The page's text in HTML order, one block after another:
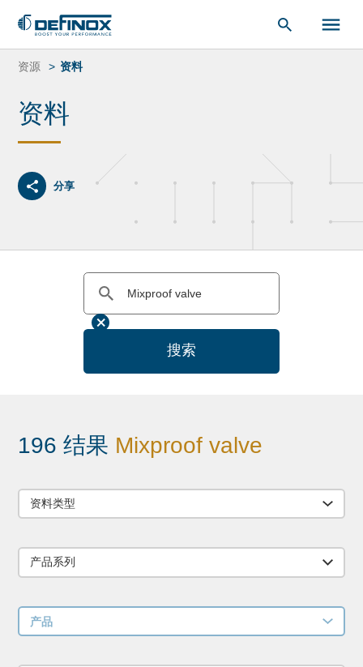
跳
内
容
索：
资源 资料
资料
分享
搜索
196 结果 Mixproof valve
资料类型
产品系列
产品